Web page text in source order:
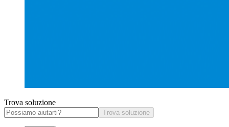
Trova soluzione
Trova soluzione